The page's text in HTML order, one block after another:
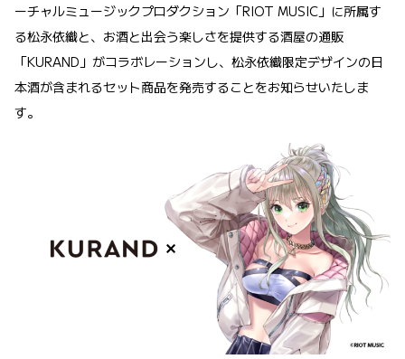
ーチャルミュージックプロダクション「RIOT MUSIC」に所属す
る松永依織と、お酒と出会う楽しさを提供する酒屋の通販
「KURAND」がコラボレーションし、松永依織限定デザインの日
本酒が含まれるセット商品を発売することをお知らせいたしま
す。